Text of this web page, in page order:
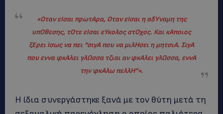
«Οταν εΙσαι πρωτΑρα, Οταν εΙσαι η αδΥναμη της
υπΟθεσης, τΟτε εΙσαι εΥκολος στΟχος. Και κΑποιος
ξΕρει Ισως να πει “σιγΑ που να μιλΗσει η μητσιΑ. ΣιγΑ
που εννα φκΑλει γλΩσσα τζιαι αν φκΑλει γλΩσσα, εννΑ
την φκΑλω πελλΗ”».
Η ίδια συνεργάστηκε ξανά με τον θύτη μετά τη